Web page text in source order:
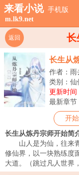
来看小说 手机版
m.lk9.net
长
返回
长生从
作者：雨
类别：仙
更新时间
最新章节
开
长生从炼丹宗师开始简
山人是为仙，往来
修仙界，以一块熟练度
大道。（跳过凡人世界